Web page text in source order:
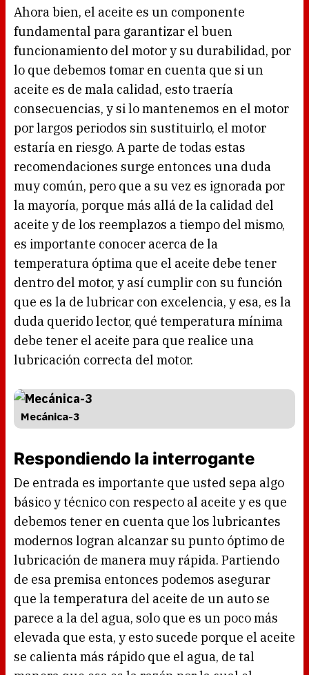
Ahora bien, el aceite es un componente
fundamental para garantizar el buen
funcionamiento del motor y su durabilidad, por
lo que debemos tomar en cuenta que si un
aceite es de mala calidad, esto traería
consecuencias, y si lo mantenemos en el motor
por largos periodos sin sustituirlo, el motor
estaría en riesgo. A parte de todas estas
recomendaciones surge entonces una duda
muy común, pero que a su vez es ignorada por
la mayoría, porque más allá de la calidad del
aceite y de los reemplazos a tiempo del mismo,
es importante conocer acerca de la
temperatura óptima que el aceite debe tener
dentro del motor, y así cumplir con su función
que es la de lubricar con excelencia, y esa, es la
duda querido lector, qué temperatura mínima
debe tener el aceite para que realice una
lubricación correcta del motor.
Mecánica-3
Respondiendo la interrogante
De entrada es importante que usted sepa algo
básico y técnico con respecto al aceite y es que
debemos tener en cuenta que los lubricantes
modernos logran alcanzar su punto óptimo de
lubricación de manera muy rápida. Partiendo
de esa premisa entonces podemos asegurar
que la temperatura del aceite de un auto se
parece a la del agua, solo que es un poco más
elevada que esta, y esto sucede porque el aceite
se calienta más rápido que el agua, de tal